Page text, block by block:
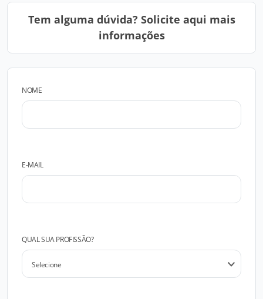
Tem alguma dúvida? Solicite aqui mais
informações
NOME
E-MAIL
QUAL SUA PROFISSÃO?